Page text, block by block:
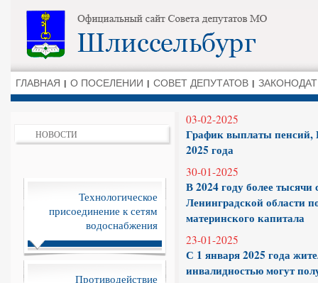
ГЛАВНАЯ О ПОСЕЛЕНИИ СОВЕТ ДЕПУТАТОВ
НОВОСТИ
Технологическое
присоединение к сетям
водоснабжения
Противодействие
03-02-2025
График выплаты пенсий,
2025 года
30-01-2025
В 2024 году более
Ленинградской области
материнского капитала
23-01-2025
С 1 января 2025 года
инвалидностью могут